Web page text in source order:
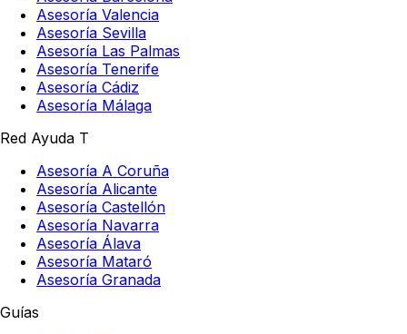
Asesoría Valencia
Asesoría Sevilla
Asesoría Las Palmas
Asesoría Tenerife
Asesoría Cádiz
Asesoría Málaga
Red Ayuda T
Asesoría A Coruña
Asesoría Alicante
Asesoría Castellón
Asesoría Navarra
Asesoría Álava
Asesoría Mataró
Asesoría Granada
Guías